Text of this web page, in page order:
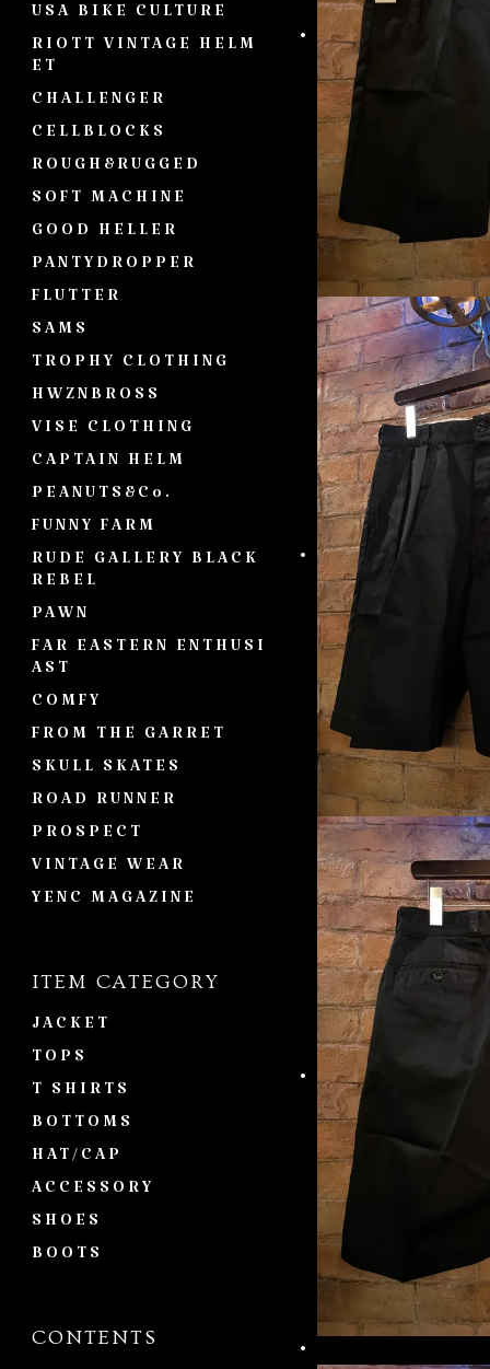
USA BIKE CULTURE
RIOTT VINTAGE HELM
ET
CHALLENGER
CELLBLOCKS
ROUGH&RUGGED
SOFT MACHINE
GOOD HELLER
PANTYDROPPER
FLUTTER
SAMS
TROPHY CLOTHING
HWZNBROSS
VISE CLOTHING
CAPTAIN HELM
PEANUTS&Co.
FUNNY FARM
RUDE GALLERY BLACK
REBEL
PAWN
FAR EASTERN ENTHUSI
AST
COMFY
FROM THE GARRET
SKULL SKATES
ROAD RUNNER
PROSPECT
VINTAGE WEAR
YENC MAGAZINE
ITEM CATEGORY
JACKET
TOPS
T SHIRTS
BOTTOMS
HAT/CAP
ACCESSORY
SHOES
BOOTS
CONTENTS